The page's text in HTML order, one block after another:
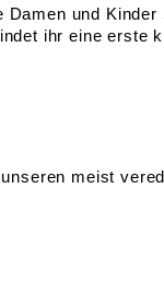
und
ihr eine erste
meist